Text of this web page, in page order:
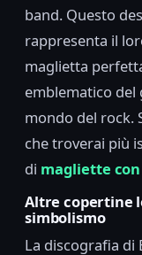
band. Questo
rappresenta il
maglietta
emblematico del
mondo del rock.
che troverai più
di magliette
Altre copertine
simbolismo
La discografia di